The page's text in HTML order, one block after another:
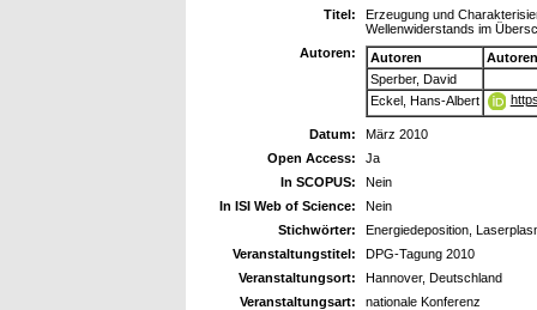
Titel:
Erzeugung und
Wellenwiderstands im
Autoren:
Autoren
Sperber, David
Eckel, Hans-Albert
Datum:
März 2010
Open Access:
Ja
In SCOPUS:
Nein
In ISI Web of Science:
Nein
Stichwörter:
Energiedeposition,
Veranstaltungstitel:
DPG-Tagung 2010
Veranstaltungsort:
Hannover, Deutschland
Veranstaltungsart:
nationale Konferenz